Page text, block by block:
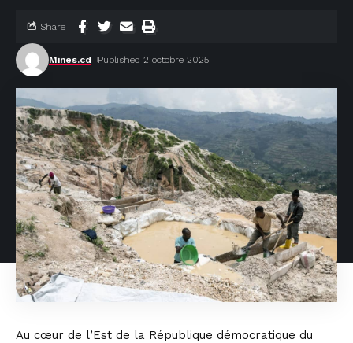
Mines.cd Published 2 octobre 2025
Share
Au cœur de l’Est de la République démocratique du